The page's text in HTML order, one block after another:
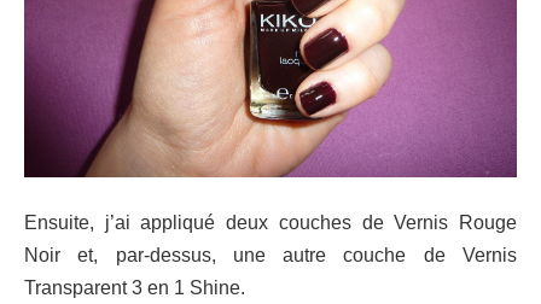
Ensuite, j’ai appliqué deux couches de Vernis Rouge
Noir et, par-dessus, une autre couche de Vernis
Transparent 3 en 1 Shine.